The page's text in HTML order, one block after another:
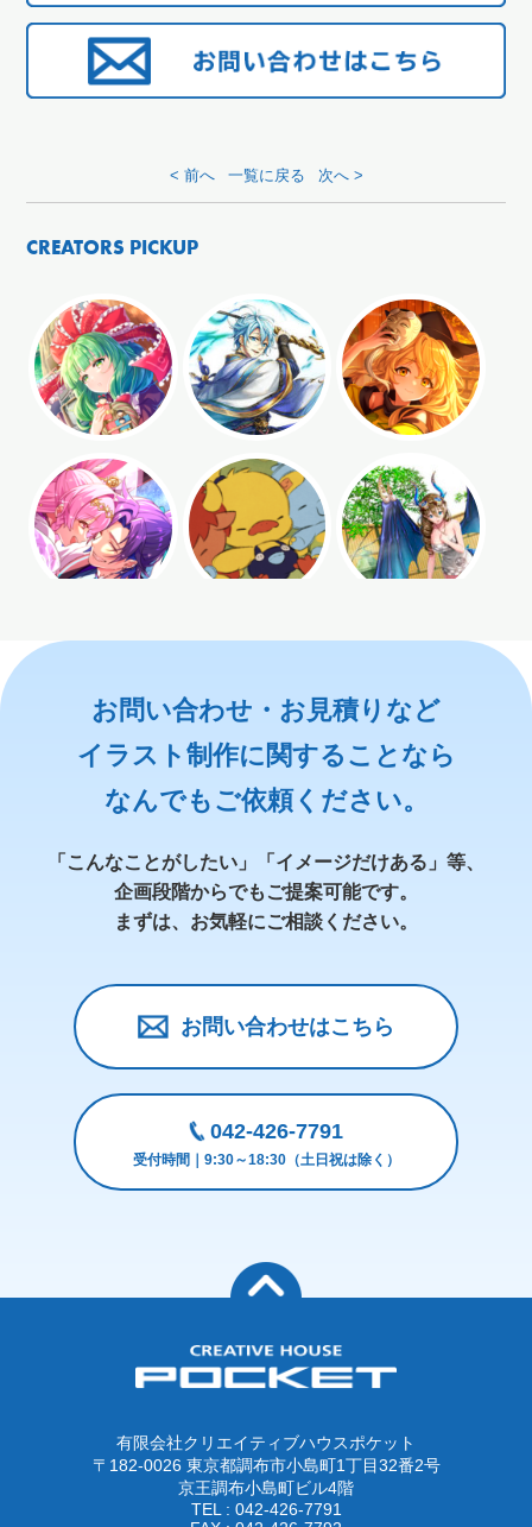
< 前へ 一覧に戻る 次へ >
CREATORS PICKUP
お問い合わせ・お見積りなど
イラスト制作に関することなら
なんでもご依頼ください。
「こんなことがしたい」「イメージだけある」等、
企画段階からでもご提案可能です。
まずは、お気軽にご相談ください。
お問い合わせはこちら
042-426-7791
受付時間｜9:30～18:30（土日祝は除く）
有限会社クリエイティブハウスポケット
〒182-0026 東京都調布市小島町1丁目32番2号
京王調布小島町ビル4階
TEL : 042-426-7791